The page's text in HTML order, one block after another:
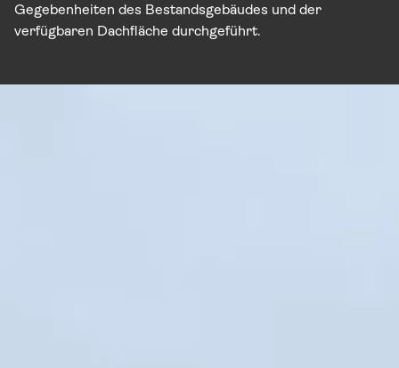
Gegebenheiten des Bestandsgebäudes und der
verfügbaren Dachfläche durchgeführt.